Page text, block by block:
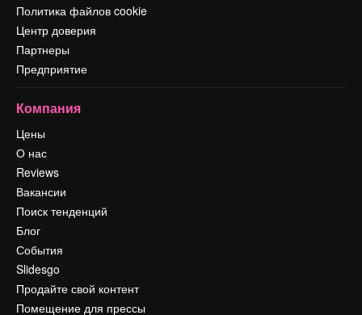
Политика файлов cookie
Центр доверия
Партнеры
Предприятие
Компания
Цены
О нас
Reviews
Вакансии
Поиск тенденций
Блог
События
Slidesgo
Продайте свой контент
Помещение для прессы